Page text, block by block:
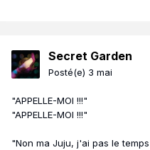
Secret Garden
Posté(e) 3 mai
"APPELLE-MOI !!!"
"APPELLE-MOI !!!"
"Non ma Juju, j'ai pas le